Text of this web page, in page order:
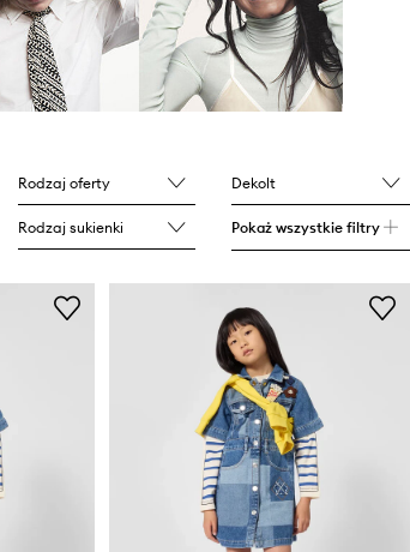
Rodzaj oferty Dekolt
Rodzaj sukienki Pokaż wszystkie filtry